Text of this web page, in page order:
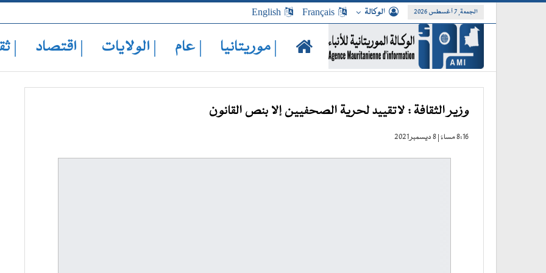
الجمعة, 7 أغسطس 2026 الوكالة Français
English
| موريتانيا | عام | الولايات | اقتصاد |
وزير الثقافة : لاتقييد لحرية الصحفيين إلا بنص القانون
8:16 مساءً | 8 ديسمبر 2021